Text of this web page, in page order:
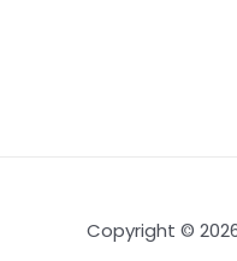
Copyright ©